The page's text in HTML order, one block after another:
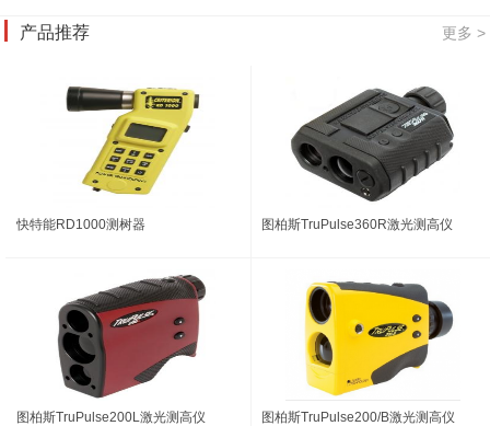
产品推荐 更多 >
快特能RD1000测树器 图柏斯TruPulse360R激光测高仪
图柏斯TruPulse200L激光测高仪 图柏斯TruPulse200/B激光测高仪